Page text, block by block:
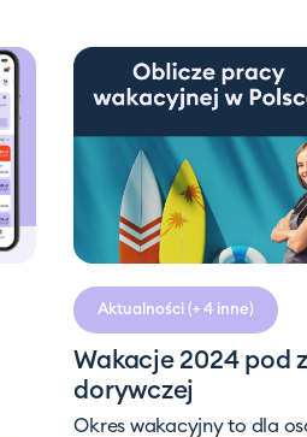
Aktualności(+ 4 inne)
Wakacje 2024 pod
dorywczej
Okres wakacyjny to dla